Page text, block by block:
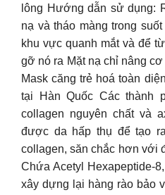
lông Hướng dẫn sử dụng:
nạ và tháo màng trong
khu vực quanh mắt và để
gỡ nó ra Mặt nạ chỉ nâng
Mask căng trẻ hoá toàn
tại Hàn Quốc Các thành
collagen nguyên chất và
được da hấp thụ để tạo
collagen, săn chắc hơn với
Chứa Acetyl Hexapeptide-
xây dựng lại hàng rào bảo